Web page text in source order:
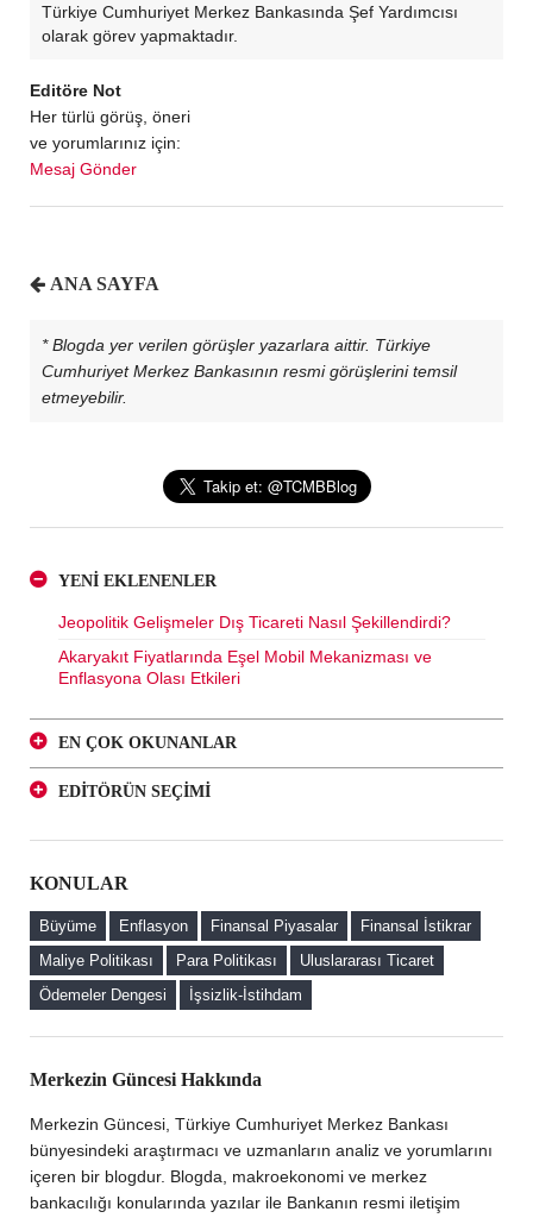
Türkiye Cumhuriyet Merkez Bankasında Şef Yardımcısı
olarak görev yapmaktadır.
Editöre Not
Her türlü görüş, öneri
ve yorumlarınız için:
Mesaj Gönder
ANA SAYFA
* Blogda yer verilen görüşler yazarlara aittir. Türkiye
Cumhuriyet Merkez Bankasının resmi görüşlerini temsil
etmeyebilir.
YENİ EKLENENLER
Jeopolitik Gelişmeler Dış Ticareti Nasıl Şekillendirdi?
Akaryakıt Fiyatlarında Eşel Mobil Mekanizması ve
Enflasyona Olası Etkileri
EN ÇOK OKUNANLAR
Kur Korumalı ve Geleneksel Mevduatlara Yatırımcı
Perspektifinden Bir Bakış
Türk Lirası Mevduatı Teşvik Etmeye Yönelik
Kur Korumalı Mevduat (KKM) Sahibi Firmaların Döviz
Alım Davranışları
EDİTÖRÜN SEÇİMİ
Türk Lirası Mevduatı Teşvik Etmeye Yönelik
Düzenlemelerin Faizlere Etkisi
Kur Korumalı Mevduat (KKM) Sahibi Firmaların Döviz
Alım Davranışları
Merkezin Güncesi'ne Hoş Geldiniz
KONULAR
Büyüme Enflasyon Finansal Piyasalar
Finansal İstikrar
Maliye Politikası
Para Politikası
Uluslararası Ticaret
Ödemeler Dengesi
İşsizlik-İstihdam
Merkezin Güncesi Hakkında
Merkezin Güncesi, Türkiye Cumhuriyet Merkez Bankası
bünyesindeki araştırmacı ve uzmanların analiz ve yorumlarını
içeren bir blogdur. Blogda, makroekonomi ve merkez
bankacılığı konularında yazılar ile Bankanın resmi iletişim